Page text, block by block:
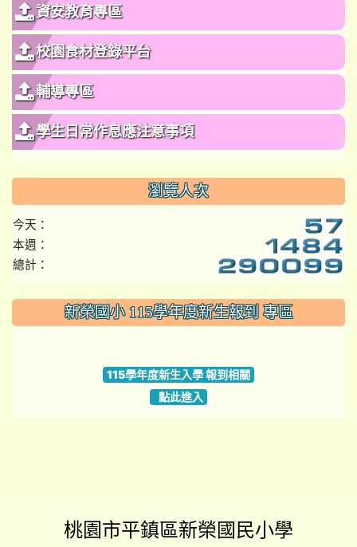
資安教育專區
校園食材登錄平台
輔導專區
學生日常作息應注意事項
瀏覽人次
今天：
本週：
總計：
::: 新榮國小 115學年度新生報到 專區
115學年度新生入學 報到相關
點此進入
桃園市平鎮區新榮國民小學